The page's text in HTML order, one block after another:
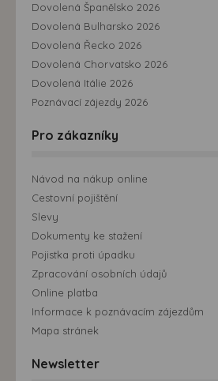
Dovolená Španělsko 2026
Dovolená Bulharsko 2026
Dovolená Řecko 2026
Dovolená Chorvatsko 2026
Dovolená Itálie 2026
Poznávací zájezdy 2026
Pro zákazníky
Návod na nákup online
Cestovní pojištění
Slevy
Dokumenty ke stažení
Pojistka proti úpadku
Zpracování osobních údajů
Online platba
Informace k poznávacím zájezdům
Mapa stránek
Newsletter